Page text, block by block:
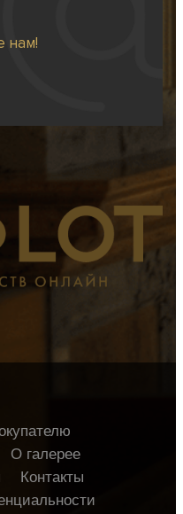
нам!
О галерее
Контакты